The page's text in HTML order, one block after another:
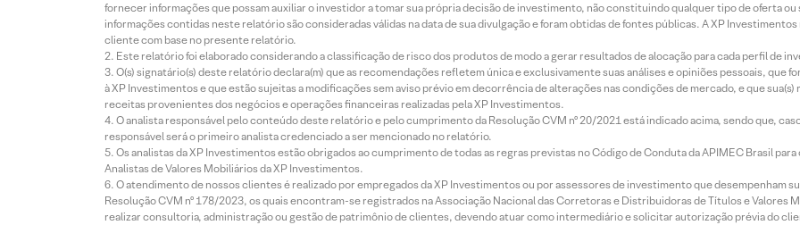
fornecer informações que possam auxiliar o investidor a tomar sua própria decisão de investimento, não constituindo qualquer tipo de oferta
informações contidas neste relatório são consideradas válidas na data de sua divulgação e foram obtidas de fontes públicas. A XP
cliente com base no presente relatório.
Este relatório foi elaborado considerando a classificação de risco dos produtos de modo a gerar resultados de alocação para cada perfil de
O(s) signatário(s) deste relatório declara(m) que as recomendações refletem única e exclusivamente suas análises e opiniões pessoais, que
à XP Investimentos e que estão sujeitas a modificações sem aviso prévio em decorrência de alterações nas condições de mercado, e que
receitas provenientes dos negócios e operações financeiras realizadas pela XP Investimentos.
O analista responsável pelo conteúdo deste relatório e pelo cumprimento da Resolução CVM nº 20/2021 está indicado acima, sendo que,
responsável será o primeiro analista credenciado a ser mencionado no relatório.
Os analistas da XP Investimentos estão obrigados ao cumprimento de todas as regras previstas no Código de Conduta da APIMEC Brasil
Analistas de Valores Mobiliários da XP Investimentos.
O atendimento de nossos clientes é realizado por empregados da XP Investimentos ou por assessores de investimento que desempenham
Resolução CVM nº 178/2023, os quais encontram-se registrados na Associação Nacional das Corretoras e Distribuidoras de Títulos e Valores
realizar consultoria, administração ou gestão de patrimônio de clientes, devendo atuar como intermediário e solicitar autorização prévia do